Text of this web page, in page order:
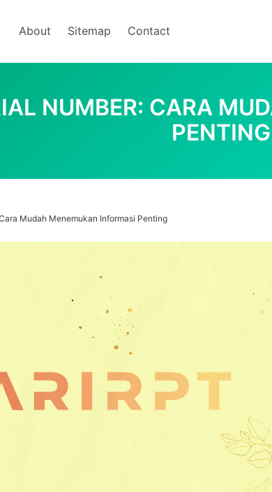
About Sitemap Contact
NUMBER: CARA
PENTING
Mudah Menemukan Informasi Penting